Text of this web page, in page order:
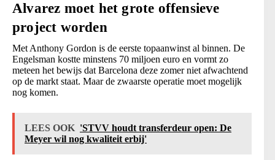
Alvarez moet het grote offensieve
project worden
Met Anthony Gordon is de eerste topaanwinst al binnen. De
Engelsman kostte minstens 70 miljoen euro en vormt zo
meteen het bewijs dat Barcelona deze zomer niet afwachtend
op de markt staat. Maar de zwaarste operatie moet mogelijk
nog komen.
LEES OOK 'STVV houdt transferdeur open: De
Meyer wil nog kwaliteit erbij'